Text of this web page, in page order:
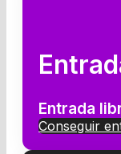
Entrada
Conseguir